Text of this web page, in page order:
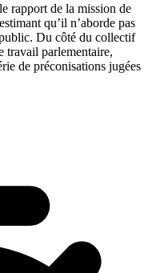
rapport de la mission de
qu’il n’aborde pas
public. Du côté du collectif
travail parlementaire,
de préconisations jugées